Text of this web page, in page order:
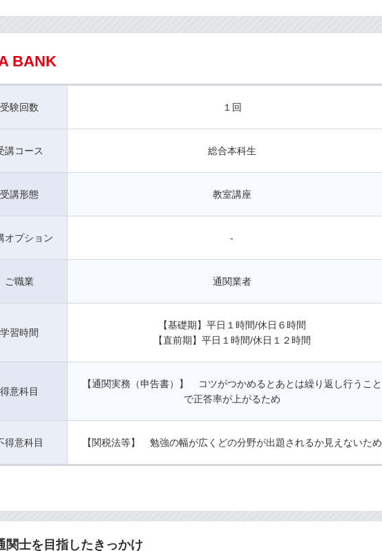
BANK
受験回数 １回
講コース 総合本科生
受講形態 教室講座
オプション -
ご職業 通関業者
学習時間
【基礎期】平日１時間/休日６時間
【直前期】平日１時間/休日１２時間
得意科目
【通関実務（申告書）】 コツがつかめるとあとは繰り返し行うこと
で正答率が上がるため
得意科目 【関税法等】 勉強の幅が広くどの分野が出題されるか見えないため
関士を目指したきっかけ